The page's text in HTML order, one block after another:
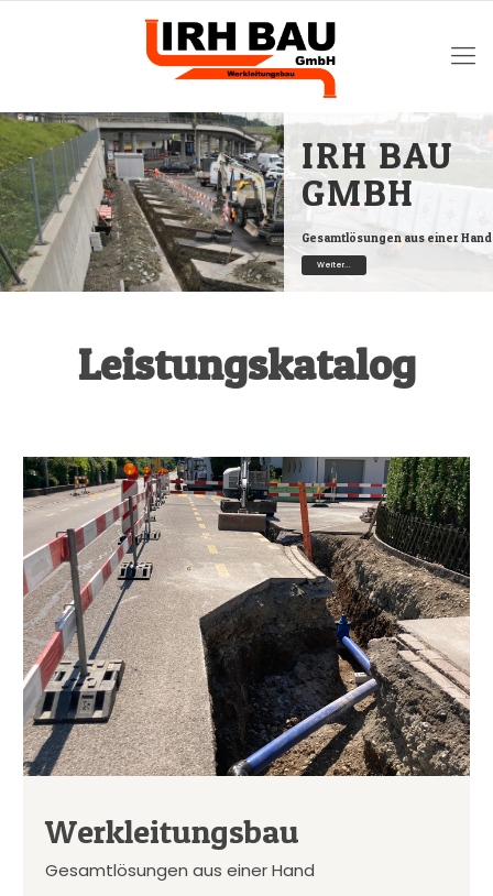
IRH BAU
GMBH
Gesamtlösungen aus einer
Weiter...
Leistungskatalog
Werkleitungsbau
Gesamtlösungen aus einer Hand